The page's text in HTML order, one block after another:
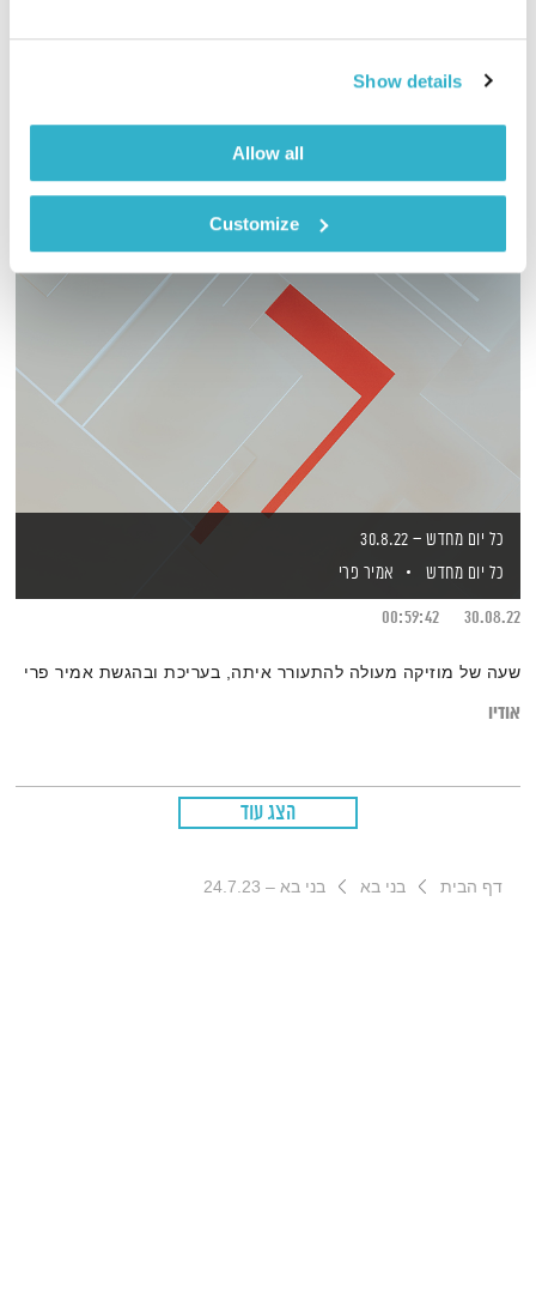
Show details
Allow all
Customize
לחופש בחירה בלידה
אודיו
כל יום מחדש – 30.8.22
כל יום מחדש
אמיר פרי
30.08.22
00:59:42
שעה של מוזיקה מעולה להתעורר איתה, בעריכת ובהגשת אמיר פרי
אודיו
הצג עוד
דף הבית בני בא בני בא – 24.7.23